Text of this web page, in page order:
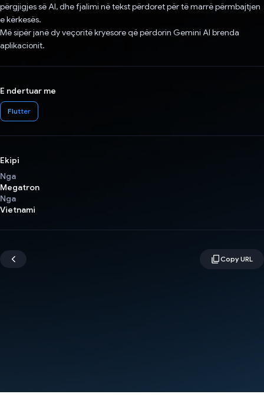
përgjigjes së AI, dhe fjalimi në tekst përdoret për të marrë përmbajtjen
e kërkesës.
Më sipër janë dy veçoritë kryesore që përdorin Gemini AI brenda
aplikacionit.
E ndertuar me
Flutter
Ekipi
Nga
Megatron
Nga
Vietnami